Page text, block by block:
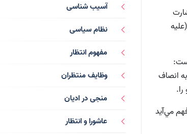
است:
انصاف
مي‌آيد
آسیب شناسی
نظام سیاسی
مفهوم انتظار
وظایف منتظران
منجی در ادیان
عاشورا و انتظار